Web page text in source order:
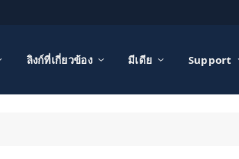
ลิงก์ที่เกี่ยวข้อง มีเดีย Support